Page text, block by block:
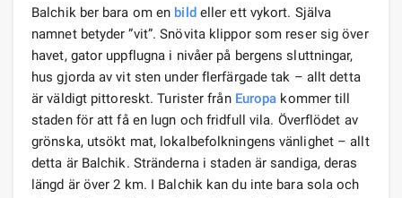
Balchik ber bara om en bildeller ett vykort. Själva
namnet betyder ”vit”. Snövita klippor som reser sig över
havet, gator uppflugna i nivåer på bergens sluttningar,
hus gjorda av vit sten under flerfärgade tak – allt detta
är väldigt pittoreskt. Turister från Europa kommer till
staden för att få en lugn och fridfull vila. Överflödet av
grönska, utsökt mat, lokalbefolkningens vänlighet – allt
detta är Balchik. Stränderna i staden är sandiga, deras
längd är över 2 km. I Balchik kan du inte bara sola och